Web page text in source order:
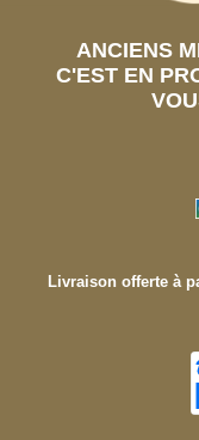
ANCIENS
C'EST EN
Livraison offerte à